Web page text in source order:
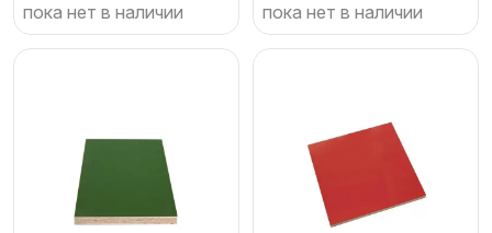
пока нет в наличии пока нет в наличии